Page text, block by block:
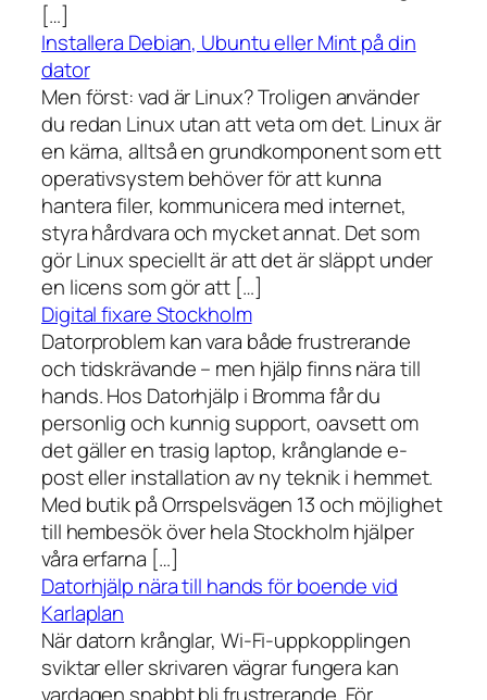
[…]
Installera Debian, Ubuntu eller Mint på din
dator
Men först: vad är Linux? Troligen använder
du redan Linux utan att veta om det. Linux är
en kärna, alltså en grundkomponent som ett
operativsystem behöver för att kunna
hantera filer, kommunicera med internet,
styra hårdvara och mycket annat. Det som
gör Linux speciellt är att det är släppt under
en licens som gör att […]
Digital fixare Stockholm
Datorproblem kan vara både frustrerande
och tidskrävande – men hjälp finns nära till
hands. Hos Datorhjälp i Bromma får du
personlig och kunnig support, oavsett om
det gäller en trasig laptop, krånglande e-
post eller installation av ny teknik i hemmet.
Med butik på Orrspelsvägen 13 och möjlighet
till hembesök över hela Stockholm hjälper
våra erfarna […]
Datorhjälp nära till hands för boende vid
Karlaplan
När datorn krånglar, Wi-Fi-uppkopplingen
sviktar eller skrivaren vägrar fungera kan